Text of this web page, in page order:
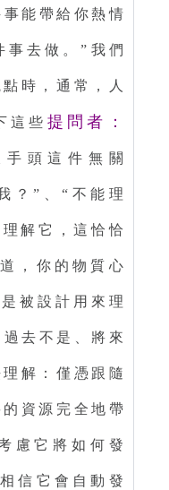
能帶給你熱情
事去做。”我們
時，通常，人
這些 提問者：
頭這件無關
？”、“不能理
解它，這恰恰
，你的物質心
被設計用來理
去不是、將來
解：僅憑跟隨
資源完全地帶
慮它將如何發
信它會自動發